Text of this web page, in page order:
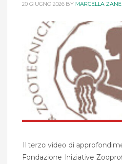
20 GIUGNO 2026 BY MARCELLA
Il terzo video di
Fondazione Iniziative